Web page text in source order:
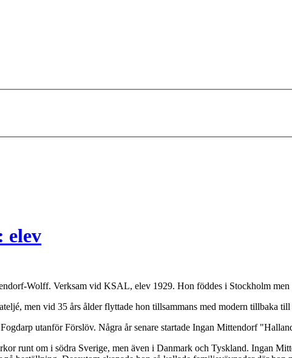
elev
Wolff. Verksam vid KSAL, elev 1929. Hon föddes i Stockholm
men vid 35 års ålder flyttade hon tillsammans med modern
utanför Förslöv. Några år senare startade Ingan Mittendorf
runt om i södra Sverige, men även i Danmark och Tyskland. Ingan